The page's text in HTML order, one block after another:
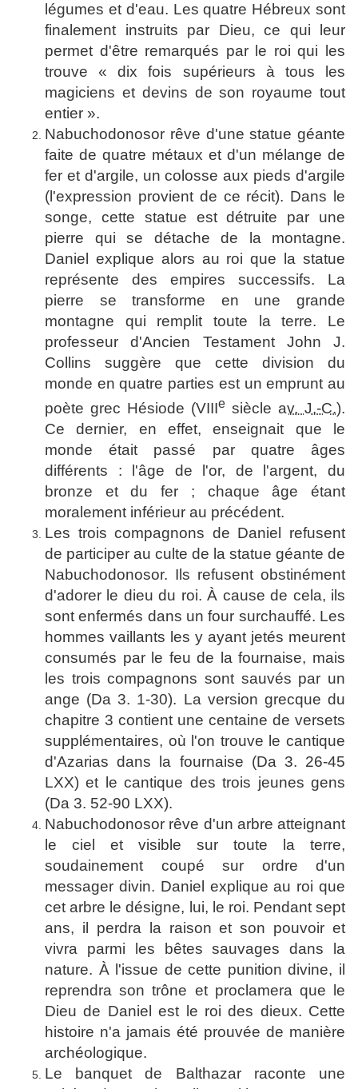
légumes et d'eau. Les quatre Hébreux sont
finalement instruits par Dieu, ce qui leur
permet d'être remarqués par le roi qui les
trouve « dix fois supérieurs à tous les
magiciens et devins de son royaume tout
entier ».
Nabuchodonosor rêve d'une statue géante
faite de quatre métaux et d'un mélange de
fer et d'argile, un colosse aux pieds d'argile
(l'expression provient de ce récit). Dans le
songe, cette statue est détruite par une
pierre qui se détache de la montagne.
Daniel explique alors au roi que la statue
représente des empires successifs. La
pierre se transforme en une grande
montagne qui remplit toute la terre. Le
professeur d'Ancien Testament John J.
Collins suggère que cette division du
monde en quatre parties est un emprunt au
poète grec Hésiode (VIIIe siècle av. J.-C.).
Ce dernier, en effet, enseignait que le
monde était passé par quatre âges
différents : l'âge de l'or, de l'argent, du
bronze et du fer ; chaque âge étant
moralement inférieur au précédent.
Les trois compagnons de Daniel refusent
de participer au culte de la statue géante de
Nabuchodonosor. Ils refusent obstinément
d'adorer le dieu du roi. À cause de cela, ils
sont enfermés dans un four surchauffé. Les
hommes vaillants les y ayant jetés meurent
consumés par le feu de la fournaise, mais
les trois compagnons sont sauvés par un
ange (Da 3. 1-30). La version grecque du
chapitre 3 contient une centaine de versets
supplémentaires, où l'on trouve le cantique
d'Azarias dans la fournaise (Da 3. 26-45
LXX) et le cantique des trois jeunes gens
(Da 3. 52-90 LXX).
Nabuchodonosor rêve d'un arbre atteignant
le ciel et visible sur toute la terre,
soudainement coupé sur ordre d'un
messager divin. Daniel explique au roi que
cet arbre le désigne, lui, le roi. Pendant sept
ans, il perdra la raison et son pouvoir et
vivra parmi les bêtes sauvages dans la
nature. À l'issue de cette punition divine, il
reprendra son trône et proclamera que le
Dieu de Daniel est le roi des dieux. Cette
histoire n'a jamais été prouvée de manière
archéologique.
Le banquet de Balthazar raconte une